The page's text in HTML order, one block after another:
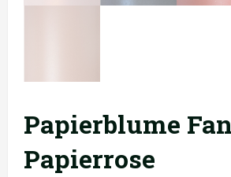
Papierblume
Papierrose